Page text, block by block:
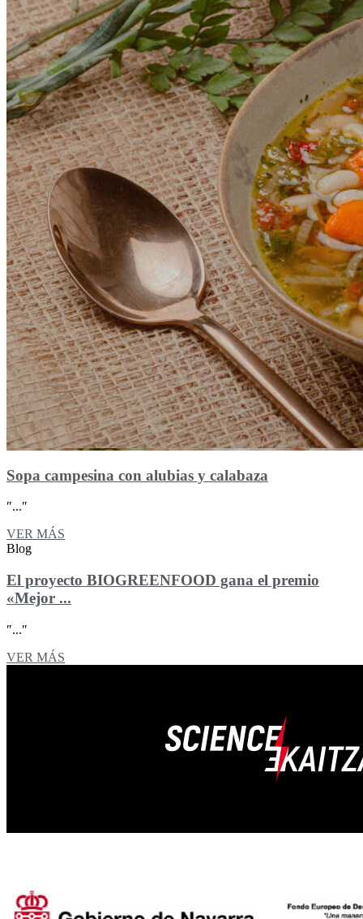
Sopa campesina con alubias y calabaza
″...″
VER MÁS
Blog
El proyecto BIOGREENFOOD gana el premio
«Mejor ...
″...″
VER MÁS